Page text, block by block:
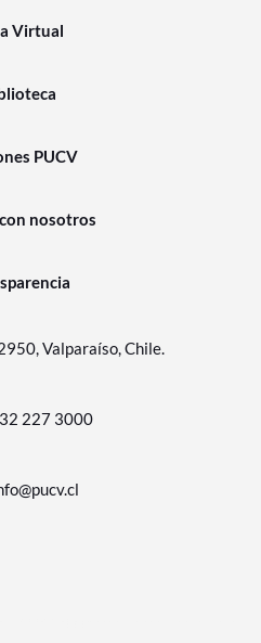
Virtual
PUCV
nosotros
Valparaíso, Chile.
227 3000